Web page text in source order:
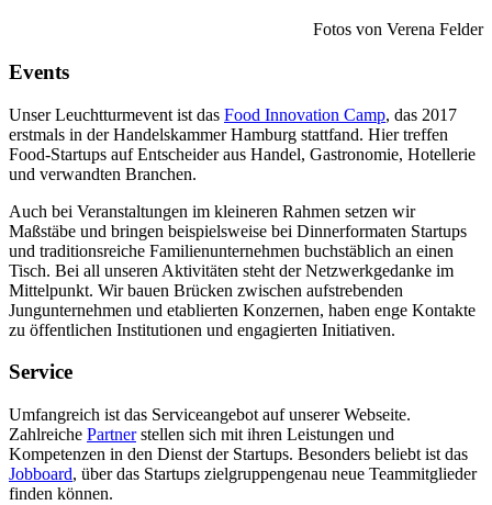
Fotos von Verena Felder
Events
Unser Leuchtturmevent ist das Food Innovation Camp, das 2017
erstmals in der Handelskammer Hamburg stattfand. Hier treffen
Food-Startups auf Entscheider aus Handel, Gastronomie, Hotellerie
und verwandten Branchen.
Auch bei Veranstaltungen im kleineren Rahmen setzen wir
Maßstäbe und bringen beispielsweise bei Dinnerformaten Startups
und traditionsreiche Familienunternehmen buchstäblich an einen
Tisch. Bei all unseren Aktivitäten steht der Netzwerkgedanke im
Mittelpunkt. Wir bauen Brücken zwischen aufstrebenden
Jungunternehmen und etablierten Konzernen, haben enge Kontakte
zu öffentlichen Institutionen und engagierten Initiativen.
Service
Umfangreich ist das Serviceangebot auf unserer Webseite.
Zahlreiche Partnerstellen sich mit ihren Leistungen und
Kompetenzen in den Dienst der Startups. Besonders beliebt ist das
Jobboard, über das Startups zielgruppengenau neue Teammitglieder
finden können.